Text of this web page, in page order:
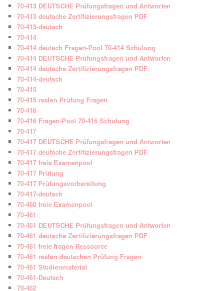
70-413 DEUTSCHE Prüfungsfragen und Antworten
70-413 deutsche Zertifizierungsfragen PDF
70-413-deutsch
70-414
70-414 deutsch Fragen-Pool 70-414 Schulung
70-414 DEUTSCHE Prüfungsfragen und Antworten
70-414 deutsche Zertifizierungsfragen PDF
70-414-deutsch
70-415
70-415 realen Prüfung Fragen
70-416
70-416 Fragen-Pool 70-416 Schulung
70-417
70-417 DEUTSCHE Prüfungsfragen und Antworten
70-417 deutsche Zertifizierungsfragen PDF
70-417 freie Examenpool
70-417 Prüfung
70-417 Prüfungsvorbereitung
70-417-deutsch
70-460 freie Examenpool
70-461
70-461 DEUTSCHE Prüfungsfragen und Antworten
70-461 deutsche Zertifizierungsfragen PDF
70-461 freie fragen Ressource
70-461 realen deutschen Prüfung Fragen
70-461 Studienmaterial
70-461-Deutsch
70-462